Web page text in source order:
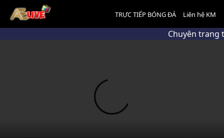
TRỰC TIẾP BÓNG ĐÁ Liên hệ KM
Chuyên trang